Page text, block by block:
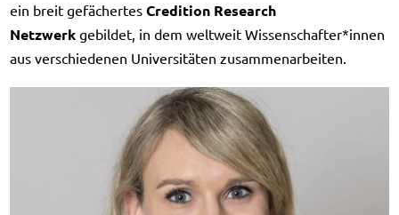
ein breit gefächertesCredition Research
Netzwerk gebildet, in dem weltweit Wissenschafter*innen
aus verschiedenen Universitäten zusammenarbeiten.